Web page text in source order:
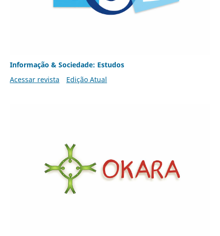
Informação & Sociedade: Estudos
Acessar revista
Edição Atual